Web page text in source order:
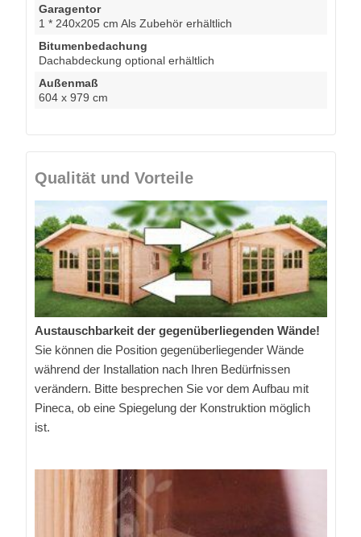
Garagentor
1 * 240x205 cm Als Zubehör erhältlich
Bitumenbedachung
Dachabdeckung optional erhältlich
Außenmaß
604 x 979 cm
Qualität und Vorteile
Austauschbarkeit der gegenüberliegenden Wände!
Sie können die Position gegenüberliegender Wände
während der Installation nach Ihren Bedürfnissen
verändern. Bitte besprechen Sie vor dem Aufbau mit
Pineca, ob eine Spiegelung der Konstruktion möglich
ist.